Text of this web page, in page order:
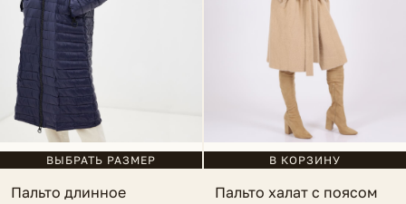
ВЫБРАТЬ РАЗМЕР
Пальто длинное
В КОРЗИНУ
Пальто халат с поясом